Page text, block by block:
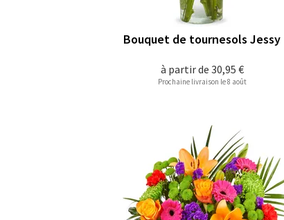
à partir de 30,95 €
Bouquet de tournesols Jessy
Prochaine livraison le 8 août